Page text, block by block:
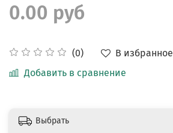
(0)
В избранное
Добавить в сравнение
0.00 руб
Выбрать